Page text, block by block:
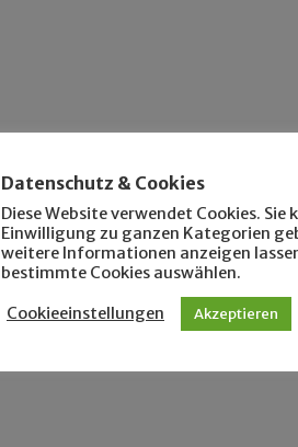
Datenschutz & Cookies
Diese Website verwendet Cookies. Sie
Einwilligung zu ganzen Kategorien
weitere Informationen anzeigen
bestimmte Cookies auswählen.
Cookieeinstellungen Akzeptieren